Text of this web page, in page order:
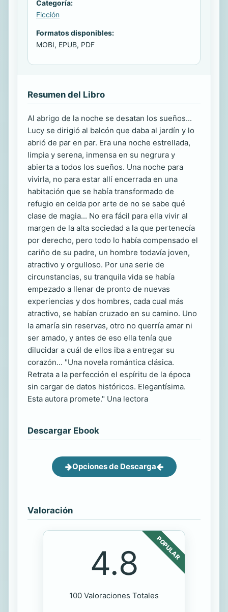
Categoría:
Ficción
Formatos disponibles:
MOBI, EPUB, PDF
Resumen del Libro
Al abrigo de la noche se desatan los sueños...
Lucy se dirigió al balcón que daba al jardín y lo
abrió de par en par. Era una noche estrellada,
limpia y serena, inmensa en su negrura y
abierta a todos los sueños. Una noche para
vivirla, no para estar allí encerrada en una
habitación que se había transformado de
refugio en celda por arte de no se sabe qué
clase de magia... No era fácil para ella vivir al
margen de la alta sociedad a la que pertenecía
por derecho, pero todo lo había compensado el
cariño de su padre, un hombre todavía joven,
atractivo y orgulloso. Por una serie de
circunstancias, su tranquila vida se había
empezado a llenar de pronto de nuevas
experiencias y dos hombres, cada cual más
atractivo, se habían cruzado en su camino. Uno
la amaría sin reservas, otro no querría amar ni
ser amado, y antes de eso ella tenía que
dilucidar a cuál de ellos iba a entregar su
corazón... "Una novela romántica clásica.
Retrata a la perfección el espíritu de la época
sin cargar de datos históricos. Elegantísima.
Esta autora promete." Una lectora
Descargar Ebook
Opciones de Descarga
Valoración
POPULAR
4.8
100 Valoraciones Totales